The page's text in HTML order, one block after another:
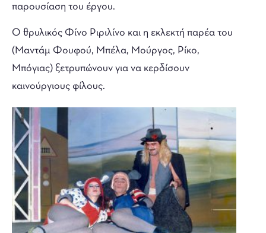
παρουσίαση του έργου.
Ο θρυλικός Φίνο Ριριλίνο και η εκλεκτή παρέα του
(Μαντάμ Φουφού, Μπέλα, Μούργος, Ρίκο,
Μπόγιας) ξετρυπώνουν για να κερδίσουν
καινούργιους φίλους.